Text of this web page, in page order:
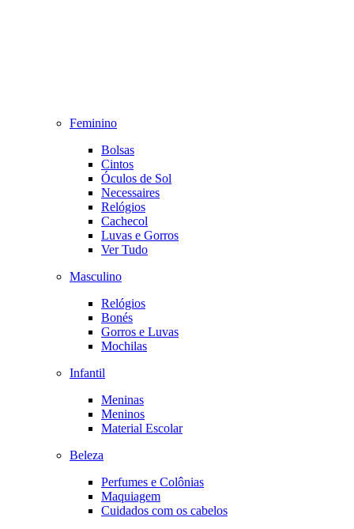
Feminino
Bolsas
Cintos
Óculos de Sol
Necessaires
Relógios
Cachecol
Luvas e Gorros
Ver Tudo
Masculino
Relógios
Bonés
Gorros e Luvas
Mochilas
Infantil
Meninas
Meninos
Material Escolar
Beleza
Perfumes e Colônias
Maquiagem
Cuidados com os cabelos